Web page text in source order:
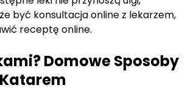
być konsultacja online z lekarzem,
receptę online.
Domowe Sposoby